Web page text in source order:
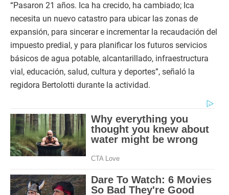
“Pasaron 21 años. Ica ha crecido, ha cambiado; Ica
necesita un nuevo catastro para ubicar las zonas de
expansión, para sincerar e incrementar la recaudación del
impuesto predial, y para planificar los futuros servicios
básicos de agua potable, alcantarillado, infraestructura
vial, educación, salud, cultura y deportes”, señaló la
regidora Bertolotti durante la actividad.